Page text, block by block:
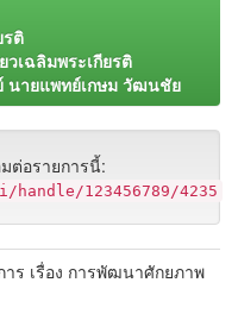
รติ
เฉลิมพระเกียรติ
นายแพทย์เกษม วัฒนชัย
ต่อรายการนี้:
123456789/4235
ร เรื่อง การพัฒนาศักยภาพ